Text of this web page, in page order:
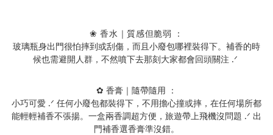
❀香水｜質感但脆弱 ：
玻璃瓶身出門很怕摔到或刮傷，而且小廢包哪裡裝得下。補香的時
候也需避開人群，不然噴下去那刻大家都會回頭關注 .ᐟ
✿ 香膏｜隨帶隨用 ：
小巧可愛 .ᐟ 任何小廢包都裝得下，不用擔心撞或摔，在任何場所都
能輕輕補香不張揚。一盒兩香調超方便，旅遊帶上飛機沒問題 .ᐟ 出
門補香選香膏準沒錯。